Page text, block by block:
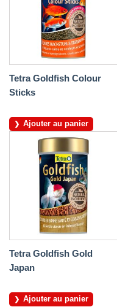
Tetra Goldfish Colour
Sticks
Ajouter au panier
Tetra Goldfish Gold
Japan
Ajouter au panier